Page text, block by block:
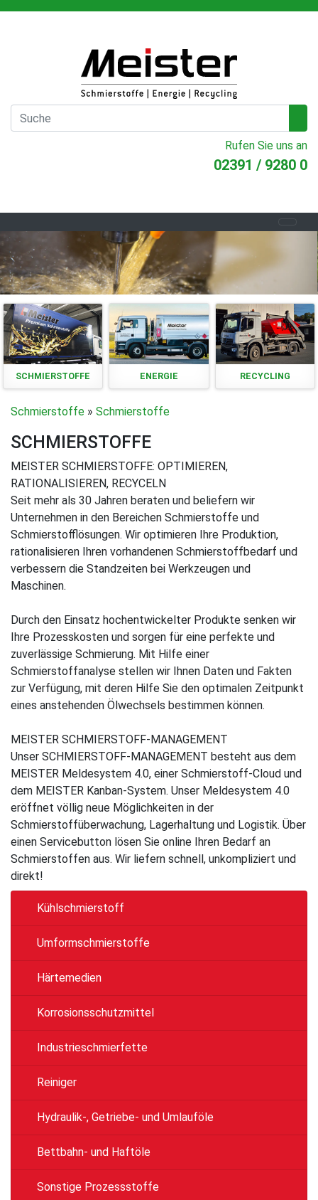
Rufen Sie uns an
02391 / 9280 0
SCHMIERSTOFFE ENERGIE RECYCLING
Schmierstoffe » Schmierstoffe
SCHMIERSTOFFE
MEISTER SCHMIERSTOFFE: OPTIMIEREN,
RATIONALISIEREN, RECYCELN
Seit mehr als 30 Jahren beraten und beliefern wir
Unternehmen in den Bereichen Schmierstoffe und
Schmierstofflösungen. Wir optimieren Ihre Produktion,
rationalisieren Ihren vorhandenen Schmierstoffbedarf und
verbessern die Standzeiten bei Werkzeugen und
Maschinen.
Durch den Einsatz hochentwickelter Produkte senken wir
Ihre Prozesskosten und sorgen für eine perfekte und
zuverlässige Schmierung. Mit Hilfe einer
Schmierstoffanalyse stellen wir Ihnen Daten und Fakten
zur Verfügung, mit deren Hilfe Sie den optimalen Zeitpunkt
eines anstehenden Ölwechsels bestimmen können.
MEISTER SCHMIERSTOFF-MANAGEMENT
Unser SCHMIERSTOFF-MANAGEMENT besteht aus dem
MEISTER Meldesystem 4.0, einer Schmierstoff-Cloud und
dem MEISTER Kanban-System. Unser Meldesystem 4.0
eröffnet völlig neue Möglichkeiten in der
Schmierstoffüberwachung, Lagerhaltung und Logistik. Über
einen Servicebutton lösen Sie online Ihren Bedarf an
Schmierstoffen aus. Wir liefern schnell, unkompliziert und
direkt!
Kühlschmierstoff
Umformschmierstoffe
Härtemedien
Korrosionsschutzmittel
Industrieschmierfette
Reiniger
Hydraulik-, Getriebe- und Umlauföle
Bettbahn- und Haftöle
Sonstige Prozessstoffe